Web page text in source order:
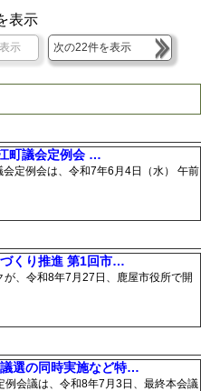
表示
示 次の22件を表示
町議会定例会 …
定例会は、令和7年6月4日（水） 午前
くり推進 第1回市…
、令和8年7月27日、鹿屋市役所で開
選の同時実施など特…
会議は、令和8年7月3日、最終本会議